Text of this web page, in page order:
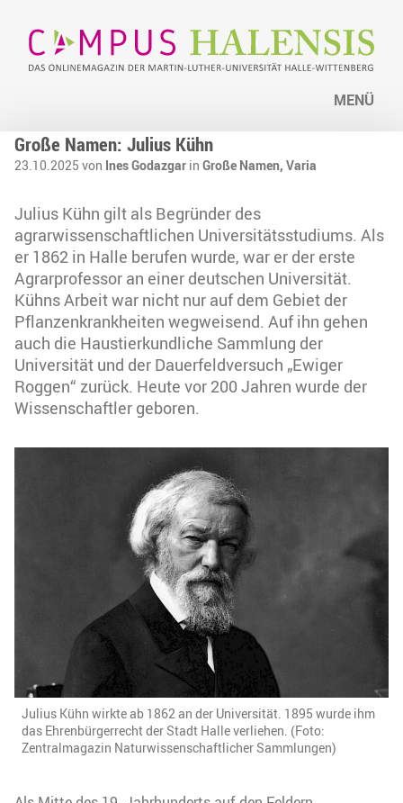
MENÜ
Große Namen: Julius Kühn
23.10.2025 von Ines Godazgar in Große Namen, Varia
Julius Kühn gilt als Begründer des
agrarwissenschaftlichen Universitätsstudiums. Als
er 1862 in Halle berufen wurde, war er der erste
Agrarprofessor an einer deutschen Universität.
Kühns Arbeit war nicht nur auf dem Gebiet der
Pflanzenkrankheiten wegweisend. Auf ihn gehen
auch die Haustierkundliche Sammlung der
Universität und der Dauerfeldversuch „Ewiger
Roggen“ zurück. Heute vor 200 Jahren wurde der
Wissenschaftler geboren.
Julius Kühn wirkte ab 1862 an der Universität. 1895 wurde ihm
das Ehrenbürgerrecht der Stadt Halle verliehen. (Foto:
Zentralmagazin Naturwissenschaftlicher Sammlungen)